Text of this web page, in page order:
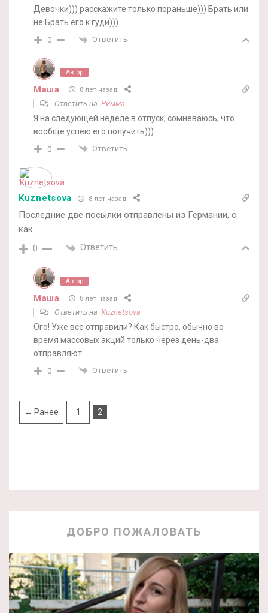
Девочки))) расскажите только пораньше))) Брать или
не Брать его к гуди)))
0 Ответить
Автор
Маша 8 лет назад
Ответить на Римма
Я на следующей неделе в отпуск, сомневаюсь, что
вообще успею его получить)))
0 Ответить
Kuznetsova 8 лет назад
Последние две посылки отправлены из Германии, о
как…
0 Ответить
Автор
Маша 8 лет назад
Ответить на Kuznetsova
Ого! Уже все отправили? Как быстро, обычно во
время массовых акций только через день-два
отправляют…
0 Ответить
← Ранее 1 2
ДОБРО ПОЖАЛОВАТЬ